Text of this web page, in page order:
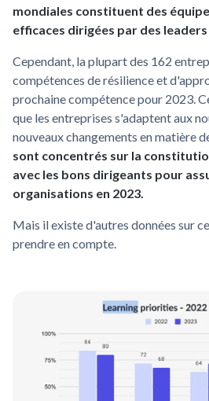
mondiales constituent des
efficaces dirigées par des
Cependant, la plupart des 162
compétences de résilience et
prochaine compétence pour 2023.
que les entreprises s'adaptent aux
nouveaux changements en matière
sont concentrés sur la
avec les bons dirigeants pour
organisations en 2023.
Mais il existe d'autres données sur
prendre en compte.